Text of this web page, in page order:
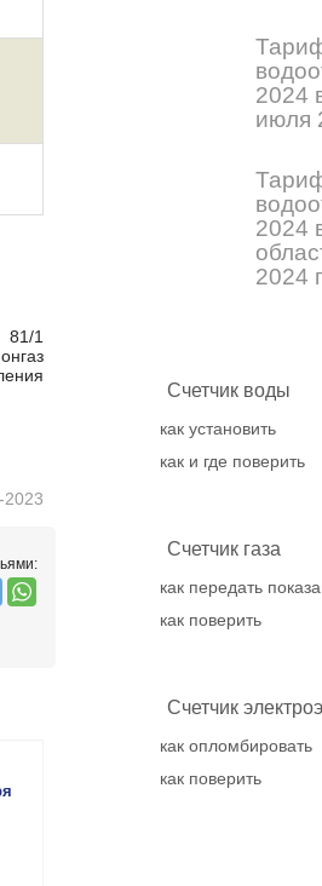
2023
2024
июля
2024
2024
Счетчик воды
как установить
как и где поверить
Счетчик газа
как передать
как поверить
Счетчик
как опломбировать
как поверить